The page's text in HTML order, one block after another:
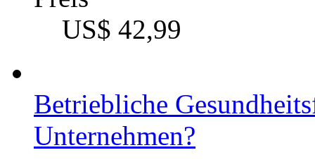
US$ 42,99
Betriebliche
Unternehmen?